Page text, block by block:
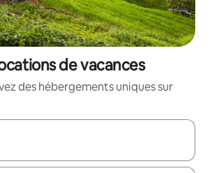
de vacances
des hébergements uniques sur
s'affichent, utilisez les flèches vers le